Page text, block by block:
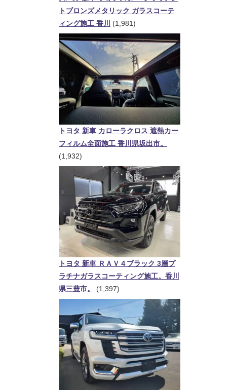
トブロンズメタリック ガラスコーテ
ィング施工 香川
(1,981)
トヨタ 新車 カローラクロス 遮熱カー
フィルム全面施工 香川県坂出市。
(1,932)
トヨタ 新車 ＲＡＶ４ブラック 3層プ
ラチナガラスコーティング施工。香川
県三豊市。
(1,397)